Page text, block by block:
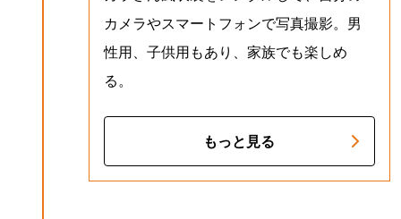
カメラやスマートフォンで写真撮影。男
性用、子供用もあり、家族でも楽しめ
る。
もっと見る